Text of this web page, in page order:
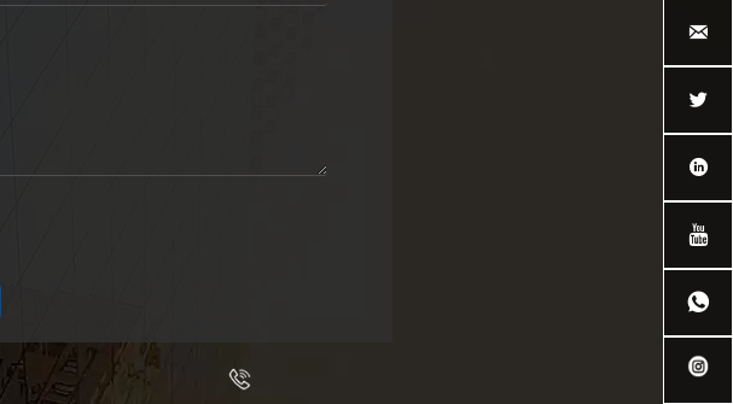




